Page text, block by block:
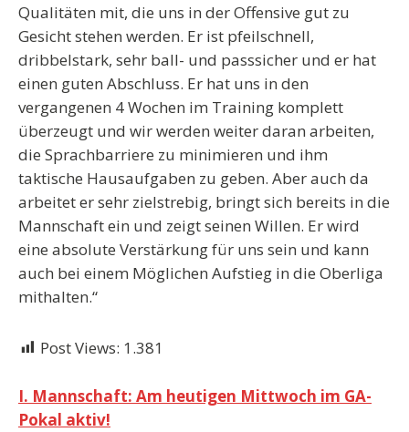
Qualitäten mit, die uns in der Offensive gut zu
Gesicht stehen werden. Er ist pfeilschnell,
dribbelstark, sehr ball- und passsicher und er hat
einen guten Abschluss. Er hat uns in den
vergangenen 4 Wochen im Training komplett
überzeugt und wir werden weiter daran arbeiten,
die Sprachbarriere zu minimieren und ihm
taktische Hausaufgaben zu geben. Aber auch da
arbeitet er sehr zielstrebig, bringt sich bereits in die
Mannschaft ein und zeigt seinen Willen. Er wird
eine absolute Verstärkung für uns sein und kann
auch bei einem Möglichen Aufstieg in die Oberliga
mithalten.“
Post Views: 1.381
Beitragsnavigation
I. Mannschaft: Am heutigen Mittwoch im GA-
Pokal aktiv!